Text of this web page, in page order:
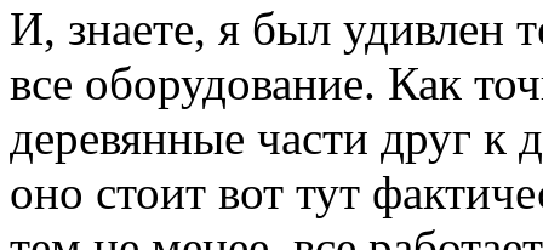
И, знаете, я был удивлен
все оборудование. Как
деревянные части друг к
оно стоит вот тут